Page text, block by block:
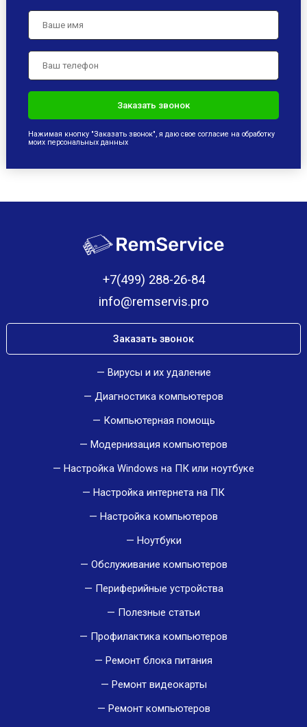
Нажимая кнопку "Заказать звонок", я даю свое согласие на обработку
моих персональных данных
+7(499) 288-26-84
info@remservis.pro
Заказать звонок
Вирусы и их удаление
Диагностика компьютеров
Компьютерная помощь
Модернизация компьютеров
Настройка Windows на ПК или ноутбуке
Настройка интернета на ПК
Настройка компьютеров
Ноутбуки
Обслуживание компьютеров
Периферийные устройства
Полезные статьи
Профилактика компьютеров
Ремонт блока питания
Ремонт видеокарты
Ремонт компьютеров